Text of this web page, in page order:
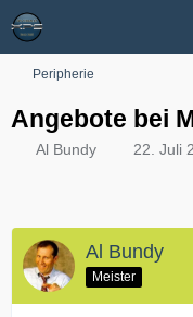
Peripherie
Angebote bei
Al Bundy 22. Juli
Al Bundy
Meister